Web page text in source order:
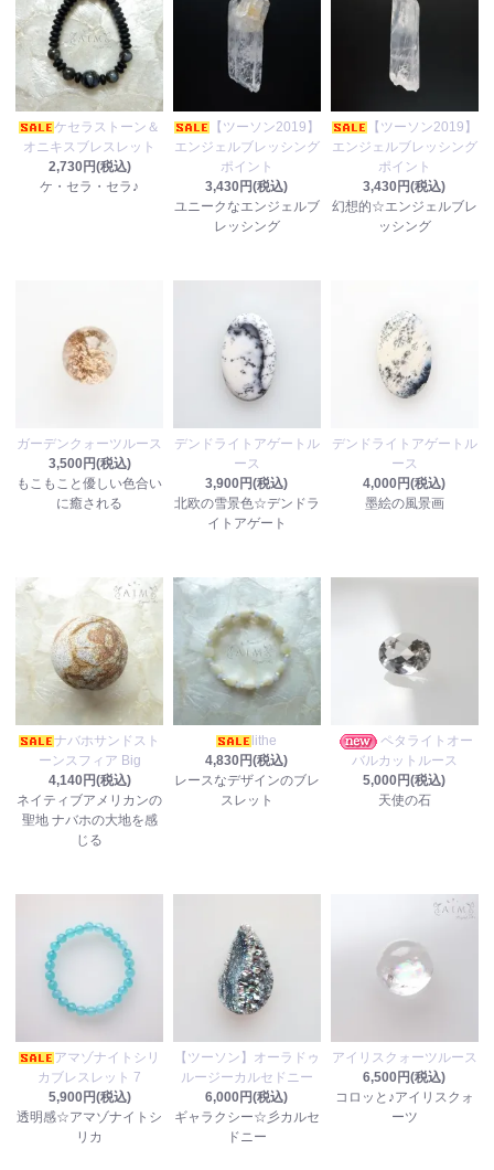
ケセラストーン＆
オニキスブレスレット
2,730円(税込)
ケ・セラ・セラ♪
【ツーソン2019】
エンジェルブレッシング
ポイント
3,430円(税込)
ユニークなエンジェルブ
レッシング
【ツーソン2019】
エンジェルブレッシング
ポイント
3,430円(税込)
幻想的☆エンジェルブレ
ッシング
ガーデンクォーツルース
3,500円(税込)
もこもこと優しい色合い
に癒される
デンドライトアゲートル
ース
3,900円(税込)
北欧の雪景色☆デンドラ
イトアゲート
デンドライトアゲートル
ース
4,000円(税込)
墨絵の風景画
ナバホサンドスト
ーンスフィア Big
4,140円(税込)
ネイティブアメリカンの
聖地 ナバホの大地を感
じる
lithe
4,830円(税込)
レースなデザインのブレ
スレット
ペタライトオー
バルカットルース
5,000円(税込)
天使の石
アマゾナイトシリ
カブレスレット 7
5,900円(税込)
透明感☆アマゾナイトシ
リカ
【ツーソン】オーラドゥ
ルージーカルセドニー
6,000円(税込)
ギャラクシー☆彡カルセ
ドニー
アイリスクォーツルース
6,500円(税込)
コロッと♪アイリスクォ
ーツ